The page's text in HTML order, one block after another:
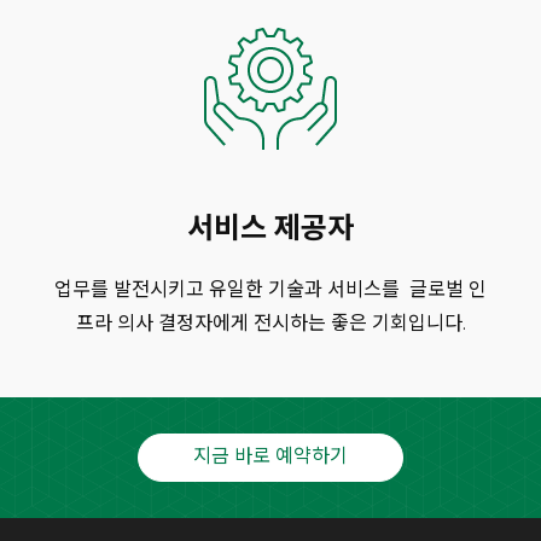
서비스 제공자
업무를 발전시키고 유일한 기술과 서비스를 글로벌 인
프라 의사 결정자에게 전시하는 좋은 기회입니다.
지금 바로 예약하기